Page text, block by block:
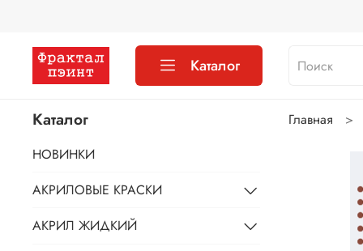
Каталог
Главная
Каталог
НОВИНКИ
АКРИЛОВЫЕ КРАСКИ
АКРИЛ ЖИДКИЙ